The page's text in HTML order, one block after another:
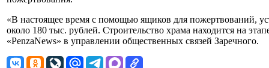
«В настоящее время с помощью ящиков для пожертвований,
около 180 тыс. рублей. Строительство храма находится на
«PenzaNews» в управлении общественных связей Заречного.